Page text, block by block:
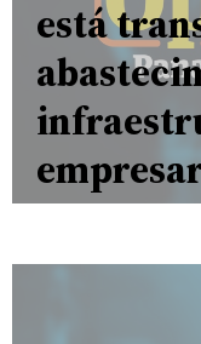
está